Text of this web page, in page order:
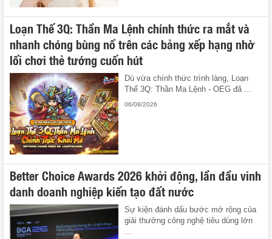
Loạn Thế 3Q: Thần Ma Lệnh chính thức ra mắt và
nhanh chóng bùng nổ trên các bảng xếp hạng nhờ
lối chơi thẻ tướng cuốn hút
Dù vừa chính thức trình làng, Loạn
Thế 3Q: Thần Ma Lệnh - OEG đã ...
06/08/2026
Better Choice Awards 2026 khởi động, lần đầu vinh
danh doanh nghiệp kiến tạo đất nước
Sự kiện đánh dấu bước mở rộng của
giải thưởng công nghệ tiêu dùng lớn
...